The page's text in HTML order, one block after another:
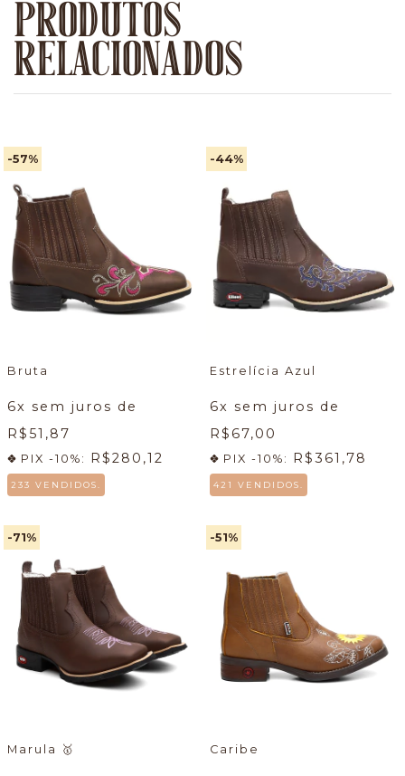
PRODUTOS
RELACIONADOS
-57%
Bruta
6x sem juros de
R$51,87
PIX -10%: R$280,12
233 VENDIDOS.
-44%
Estrelícia Azul
6x sem juros de
R$67,00
PIX -10%: R$361,78
421 VENDIDOS.
-71%
Marula 🥇
-51%
Caribe